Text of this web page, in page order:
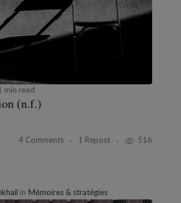
min read
(n.f.)
4 Comments 1 Repost 516
in Mémoires & stratégies